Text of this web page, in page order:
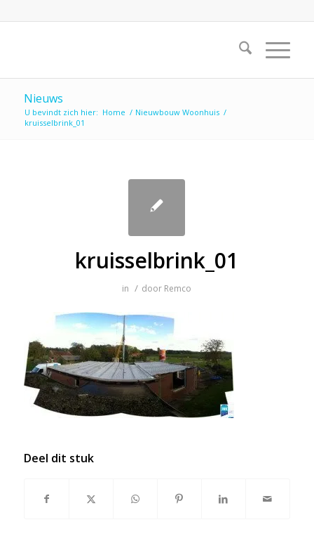
Nieuws
U bevindt zich hier: Home / Nieuwbouw Woonhuis /
kruisselbrink_01
kruisselbrink_01
in / door Remco
Deel dit stuk